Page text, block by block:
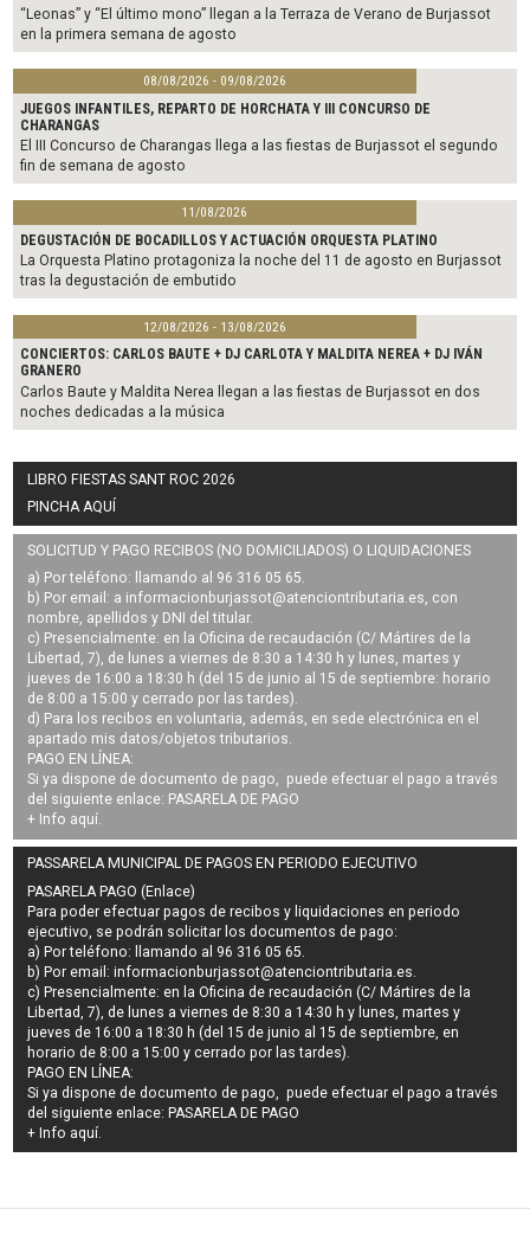
“Leonas” y “El último mono” llegan a la Terraza de Verano de Burjassot
en la primera semana de agosto
08/08/2026 - 09/08/2026
JUEGOS INFANTILES, REPARTO DE HORCHATA Y III CONCURSO DE
CHARANGAS
El III Concurso de Charangas llega a las fiestas de Burjassot el segundo
fin de semana de agosto
11/08/2026
DEGUSTACIÓN DE BOCADILLOS Y ACTUACIÓN ORQUESTA PLATINO
La Orquesta Platino protagoniza la noche del 11 de agosto en Burjassot
tras la degustación de embutido
12/08/2026 - 13/08/2026
CONCIERTOS: CARLOS BAUTE + DJ CARLOTA Y MALDITA NEREA + DJ IVÁN
GRANERO
Carlos Baute y Maldita Nerea llegan a las fiestas de Burjassot en dos
noches dedicadas a la música
LIBRO FIESTAS SANT ROC 2026
PINCHA AQUÍ
SOLICITUD Y PAGO RECIBOS (NO DOMICILIADOS) O LIQUIDACIONES
a) Por teléfono: llamando al 96 316 05 65.
b) Por email: a informacionburjassot@atenciontributaria.es, con
nombre, apellidos y DNI del titular.
c) Presencialmente: en la Oficina de recaudación (C/ Mártires de la
Libertad, 7), de lunes a viernes de 8:30 a 14:30 h y lunes, martes y
jueves de 16:00 a 18:30 h (del 15 de junio al 15 de septiembre: horario
de 8:00 a 15:00 y cerrado por las tardes).
d) Para los recibos en voluntaria, además, en sede electrónica en el
apartado mis datos/objetos tributarios.
PAGO EN LÍNEA:
Si ya dispone de documento de pago, puede efectuar el pago a través
del siguiente enlace: PASARELA DE PAGO
+ Info aquí.
PASSARELA MUNICIPAL DE PAGOS EN PERIODO EJECUTIVO
PASARELA PAGO (Enlace)
Para poder efectuar pagos derecibos y liquidaciones en periodo
ejecutivo, se podrán solicitar los documentos de pago:
a) Por teléfono: llamando al 96 316 05 65.
b) Por email:informacionburjassot@atenciontributaria.es.
c) Presencialmente: en la Oficina de recaudación (C/ Mártires de la
Libertad, 7), de lunes a viernes de 8:30 a 14:30 h y lunes, martes y
jueves de 16:00 a 18:30 h (del 15 de junio al 15 de septiembre, en
horario de 8:00 a 15:00 y cerrado por las tardes).
PAGO EN LÍNEA:
Si ya dispone de documento de pago, puede efectuar el pago a través
del siguiente enlace:PASARELA DE PAGO
+ Info aquí.